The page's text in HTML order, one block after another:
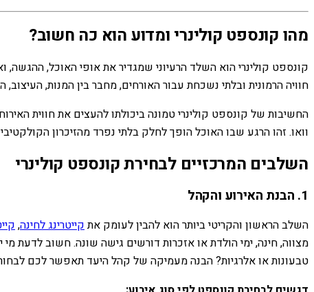
מהו קונספט קולינרי ומדוע הוא כה חשוב?
קונספט קולינרי הוא השלד הרעיוני שמגדיר את אופי האוכל, ההגשה,
חוויה הרמונית ובלתי נשכחת עבור האורחים, מחבר בין המנות,
החשיבות של קונספט קולינרי טמונה ביכולתו להעצים את חווית
וואו. זהו הרגע שבו האוכל הופך לחלק בלתי נפרד מהזיכרון
השלבים המרכזיים לבחירת קונספט קולינרי
1. הבנת האירוע והקהל
השלב הראשון והקריטי ביותר הוא להבין לעומק אתקייטרינג לחינה,
מצווה, חינה, ימי הולדת או אזכרות דורשים גישה שונה. חשוב לדעת
טבעונות או אלרגיות? הבנה מעמיקה של קהל היעד תאפשר לכם